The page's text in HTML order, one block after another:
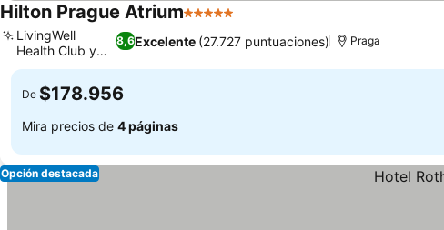
Hilton Prague Atrium5 Estrellas
8,6Excelente (27.727 puntuaciones)
LivingWell
Health Club y
spa
Praga
De $178.956
Mira precios de 4 páginas
Opción destacada